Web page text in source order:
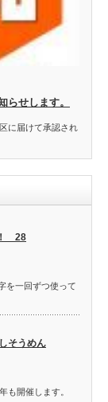
らせします。
に届けて承認され
！ 28
を一回ずつ使って
そうめん
も開催します。